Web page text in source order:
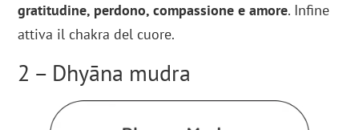
gratitudine, perdono, compassione e amore. Infine
attiva il chakra del cuore.
2 – Dhyāna mudra